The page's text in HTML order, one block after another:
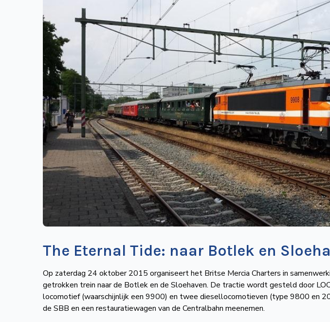
The Eternal Tide: naar Botlek en
Op zaterdag 24 oktober 2015 organiseert het Britse Mercia Charters in
getrokken trein naar de Botlek en de Sloehaven. De tractie wordt gesteld door
locomotief (waarschijnlijk een 9900) en twee diesellocomotieven (type 9800 en
de SBB en een restauratiewagen van de Centralbahn meenemen.